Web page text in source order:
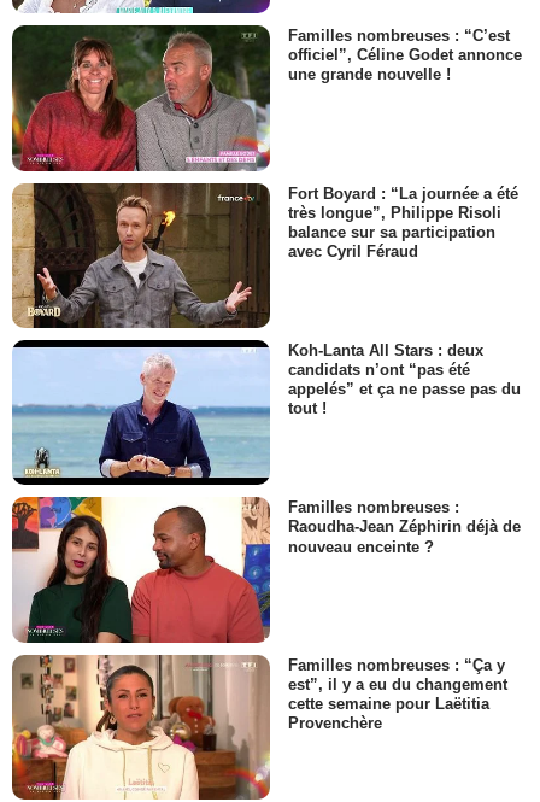
Familles nombreuses : “C’est
officiel”, Céline Godet annonce
une grande nouvelle !
Fort Boyard : “La journée a été
très longue”, Philippe Risoli
balance sur sa participation
avec Cyril Féraud
Koh-Lanta All Stars : deux
candidats n’ont “pas été
appelés” et ça ne passe pas du
tout !
Familles nombreuses :
Raoudha-Jean Zéphirin déjà de
nouveau enceinte ?
Familles nombreuses : “Ça y
est”, il y a eu du changement
cette semaine pour Laëtitia
Provenchère